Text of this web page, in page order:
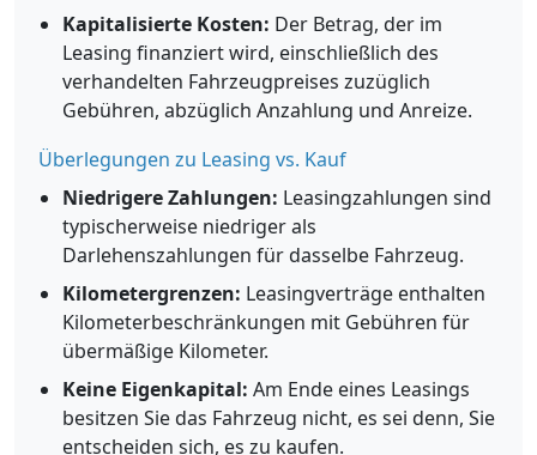
Kapitalisierte Kosten: Der Betrag, der im
Leasing finanziert wird, einschließlich des
verhandelten Fahrzeugpreises zuzüglich
Gebühren, abzüglich Anzahlung und Anreize.
Überlegungen zu Leasing vs. Kauf
Niedrigere Zahlungen: Leasingzahlungen sind
typischerweise niedriger als
Darlehenszahlungen für dasselbe Fahrzeug.
Kilometergrenzen: Leasingverträge enthalten
Kilometerbeschränkungen mit Gebühren für
übermäßige Kilometer.
Keine Eigenkapital: Am Ende eines Leasings
besitzen Sie das Fahrzeug nicht, es sei denn, Sie
entscheiden sich, es zu kaufen.